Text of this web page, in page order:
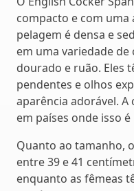
compacto e com uma
pelagem é densa e
em uma variedade
dourado e ruão. Eles
pendentes e olhos
aparência adorável.
em países onde isso
Quanto ao tamanho,
entre 39 e 41
enquanto as fêmeas